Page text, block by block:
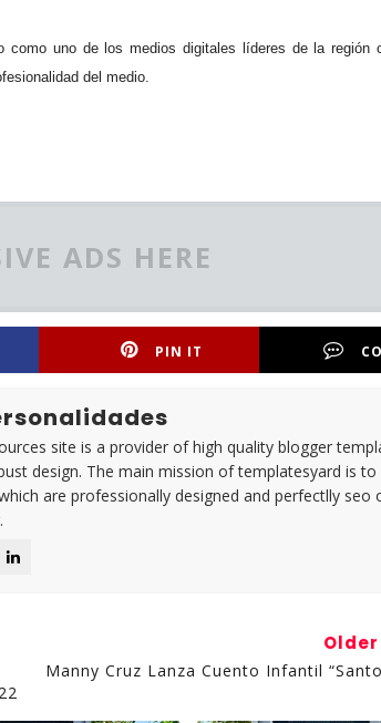
como uno de los medios digitales líderes de la región
del medio.
ADS HERE
PIN IT
site is a provider of high quality blogger
design. The main mission of templatesyard is to
are professionally designed and perfectlly seo
Manny Cruz Lanza Cuento Infantil